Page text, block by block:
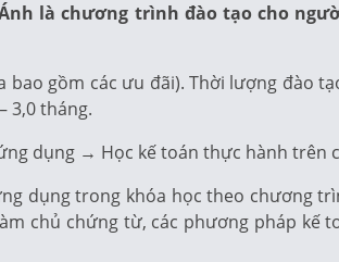
là chương trình đào tạo cho
bao gồm các ưu đãi). Thời lượng đào
3,0 tháng.
dụng → Học kế toán thực hành trên
dụng trong khóa học theo chương
chủ chứng từ, các phương pháp kế